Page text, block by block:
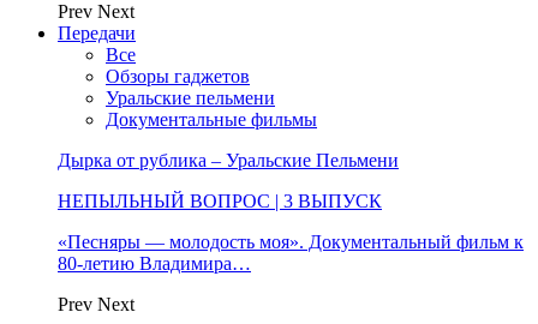
Prev Next
Передачи
Все
Обзоры гаджетов
Уральские пельмени
Документальные фильмы
Дырка от рублика – Уральские Пельмени
НЕПЫЛЬНЫЙ ВОПРОС | 3 ВЫПУСК
«Песняры — молодость моя». Документальный фильм к
80-летию Владимира…
Prev Next